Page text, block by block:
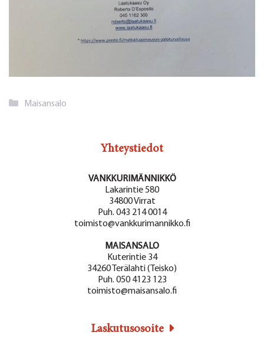
Kategoriat
Maisansalo
Yhteystiedot
VANKKURIMÄNNIKKÖ
Lakarintie 580
34800 Virrat
Puh. 043 214 0014
toimisto@vankkurimannikko.fi
MAISANSALO
Kuterintie 34
34260 Terälahti (Teisko)
Puh. 050 4123 123
toimisto@maisansalo.fi
Laskutusosoite